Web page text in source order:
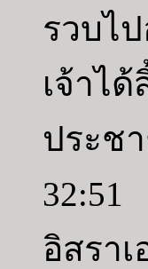
รวบไ
เจ้า
ประช
32:51
อิสรา